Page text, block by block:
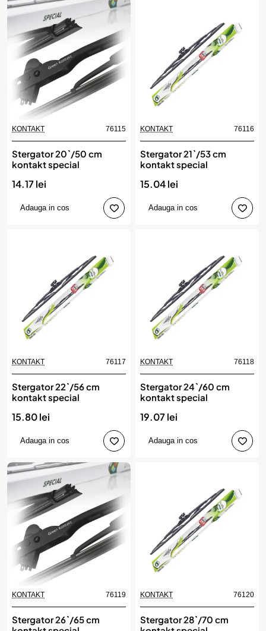
KONTAKT 76115
Stergator 20`/50 cm
kontakt special
14.17 lei
Adauga in cos
KONTAKT 76116
Stergator 21`/53 cm
kontakt special
15.04 lei
Adauga in cos
KONTAKT 76117
Stergator 22`/56 cm
kontakt special
15.80 lei
Adauga in cos
KONTAKT 76118
Stergator 24`/60 cm
kontakt special
19.07 lei
Adauga in cos
KONTAKT 76119
Stergator 26`/65 cm
KONTAKT 76120
Stergator 28`/70 cm